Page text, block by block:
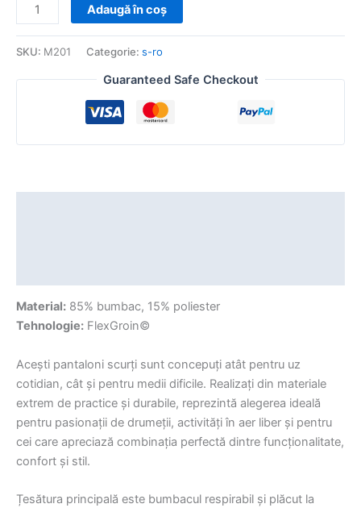
Adaugă în coș
SKU: M201 Categorie: s-ro
Guaranteed Safe Checkout
Material: 85% bumbac, 15% poliester
Tehnologie: FlexGroin©
Acești pantaloni scurți sunt concepuți atât pentru uz
cotidian, cât și pentru medii dificile. Realizați din materiale
extrem de practice și durabile, reprezintă alegerea ideală
pentru pasionații de drumeții, activități în aer liber și pentru
cei care apreciază combinația perfectă dintre funcționalitate,
confort și stil.
Țesătura principală este bumbacul respirabil și plăcut la